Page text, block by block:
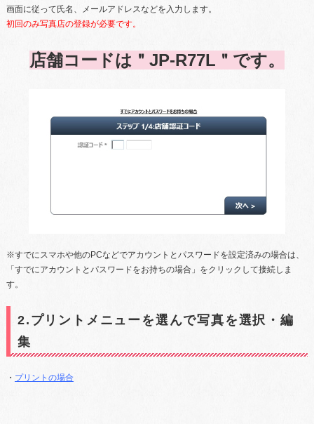
画面に従って氏名、メールアドレスなどを入力します。
初回のみ写真店の登録が必要です。
店舗コードは＂JP-R77L＂です。
※すでにスマホや他のPCなどでアカウントとパスワードを設定済みの場合は、
「すでにアカウントとパスワードをお持ちの場合」をクリックして接続しま
す。
2.プリントメニューを選んで写真を選択・編
集
・ プリントの場合